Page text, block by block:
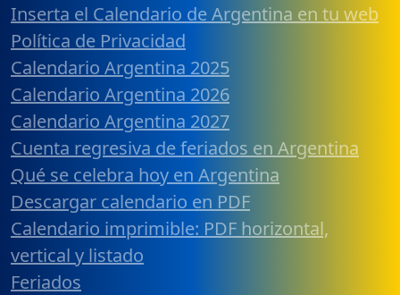
Inserta el Calendario de Argentina en tu web
Política de Privacidad
Calendario Argentina 2025
Calendario Argentina 2026
Calendario Argentina 2027
Cuenta regresiva de feriados en Argentina
Qué se celebra hoy en Argentina
Descargar calendario en PDF
Calendario imprimible: PDF horizontal,
vertical y listado
Feriados